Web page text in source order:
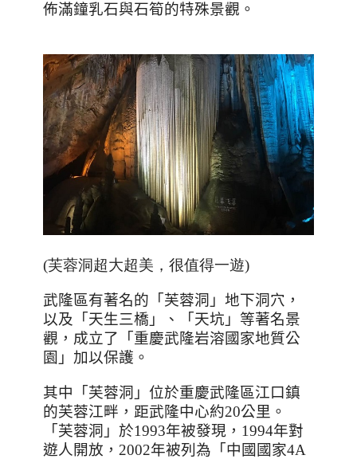
佈滿鐘乳石與石筍的特殊景觀。
(芙蓉洞超大超美，很值得一遊)
武隆區有著名的「芙蓉洞」地下洞穴，
以及「天生三橋」、「天坑」等著名景
觀，成立了「重慶武隆岩溶國家地質公
園」加以保護。
其中「芙蓉洞」位於重慶武隆區江口鎮
的芙蓉江畔，距武隆中心約20公里。
「芙蓉洞」於1993年被發現， 1994年對
遊人開放， 2002年被列為「中國國家4A